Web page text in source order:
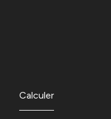
Calculer